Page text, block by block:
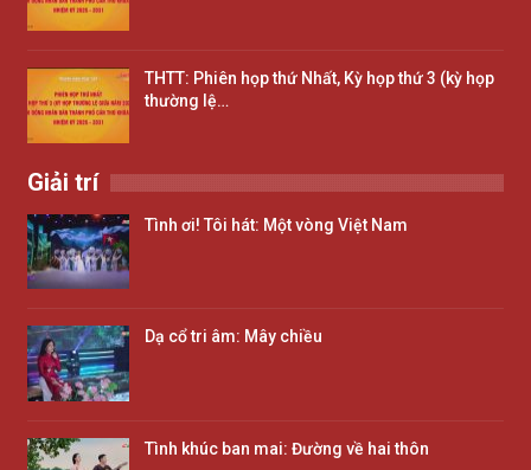
THTT: Phiên họp thứ Nhất, Kỳ họp thứ 3 (kỳ họp
thường lệ…
Giải trí
Tình ơi! Tôi hát: Một vòng Việt Nam
Dạ cổ tri âm: Mây chiều
Tình khúc ban mai: Đường về hai thôn